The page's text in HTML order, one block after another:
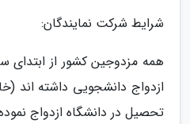
شرایط شرکت نمایندگان:
ازدواج دانشجویی داشته اند
تحصیل در دانشگاه ازدواج